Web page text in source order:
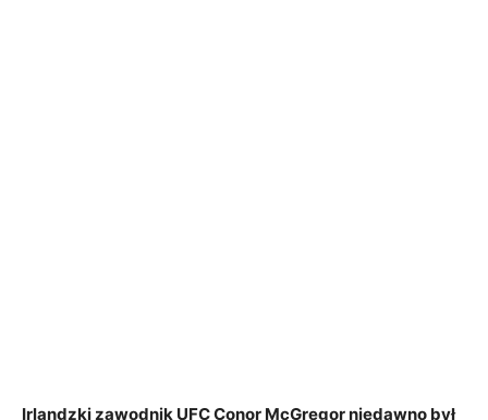
Irlandzki zawodnik UFC Conor McGregor niedawno był